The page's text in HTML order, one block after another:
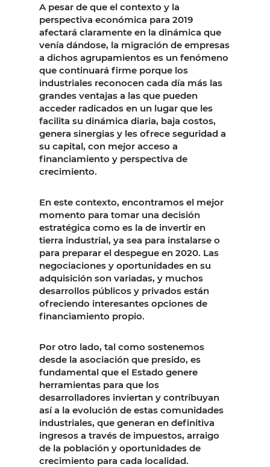
A pesar de que el contexto y la
perspectiva económica para 2019
afectará claramente en la dinámica que
venía dándose, la migración de empresas
a dichos agrupamientos es un fenómeno
que continuará firme porque los
industriales reconocen cada día más las
grandes ventajas a las que pueden
acceder radicados en un lugar que les
facilita su dinámica diaria, baja costos,
genera sinergias y les ofrece seguridad a
su capital, con mejor acceso a
financiamiento y perspectiva de
crecimiento.
En este contexto, encontramos el mejor
momento para tomar una decisión
estratégica como es la de invertir en
tierra industrial, ya sea para instalarse o
para preparar el despegue en 2020. Las
negociaciones y oportunidades en su
adquisición son variadas, y muchos
desarrollos públicos y privados están
ofreciendo interesantes opciones de
financiamiento propio.
Por otro lado, tal como sostenemos
desde la asociación que presido, es
fundamental que el Estado genere
herramientas para que los
desarrolladores inviertan y contribuyan
así a la evolución de estas comunidades
industriales, que generan en definitiva
ingresos a través de impuestos, arraigo
de la población y oportunidades de
crecimiento para cada localidad.